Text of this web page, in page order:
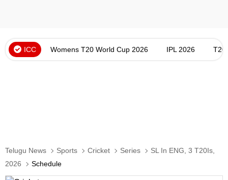
ICC Womens T20 World Cup 2026 IPL 2026 T20
Telugu News Sports Cricket Series
SL In ENG, 3 T20Is,
2026
Schedule